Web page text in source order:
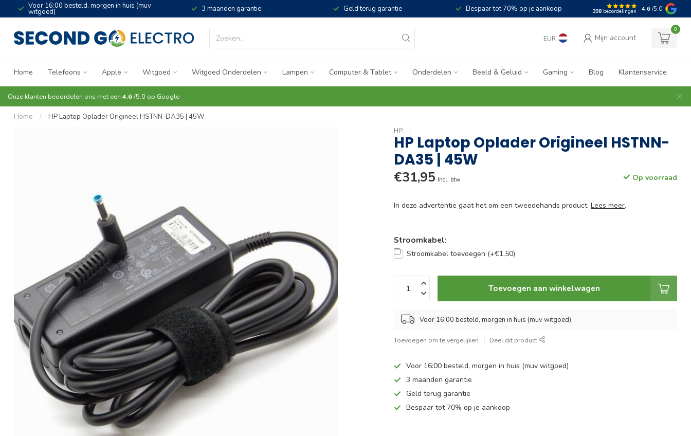
Voor 16:00 besteld, morgen in huis (muv
witgoed) 3 maanden garantie Geld terug garantie Bespaar tot 70% op je aankoop 398 beoordelingen 4.6 /5.0
EUR Mijn account
0
Home Telefoons Apple Witgoed Witgoed Onderdelen Lampen Computer & Tablet Onderdelen Beeld & Geluid Gaming Blog Klantenservice
Onze klanten beoordelen ons met een 4.6/5.0 op Google
Home / HP Laptop Oplader Origineel HSTNN-DA35 | 45W
HP.
HP Laptop Oplader Origineel HSTNN-
DA35 | 45W
€31,95 Incl. btw Op voorraad
In deze advertentie gaat het om een tweedehands product.Lees meer.
Stroomkabel:
Stroomkabel toevoegen (+€1,50)
Toevoegen aan winkelwagen
Voor 16:00 besteld, morgen in huis (muv witgoed)
Toevoegen om te vergelijken Deel dit product
Voor 16:00 besteld, morgen in huis (muv witgoed)
3 maanden garantie
Geld terug garantie
Bespaar tot 70% op je aankoop